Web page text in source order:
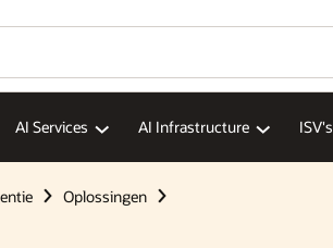
AI Services AI Infrastructure ISV's
Oplossingen